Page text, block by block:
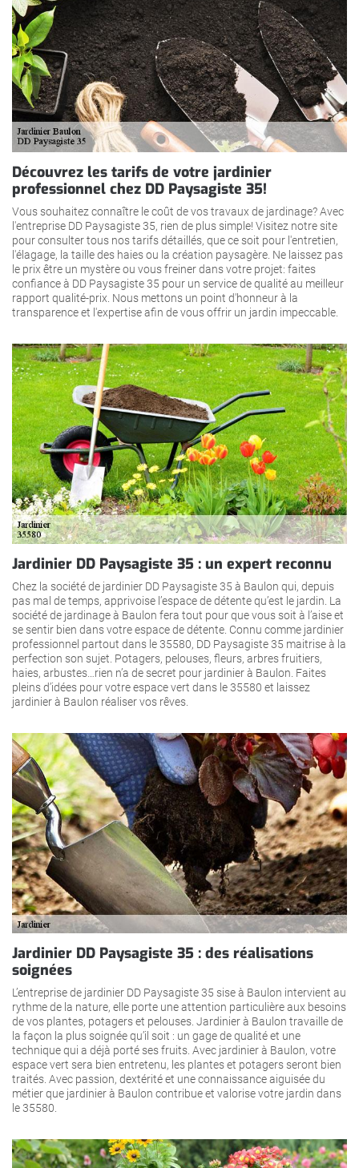
Découvrez les tarifs de votre jardinier
professionnel chez DD Paysagiste 35!
Vous souhaitez connaître le coût de vos travaux de jardinage? Avec
l'entreprise DD Paysagiste 35, rien de plus simple! Visitez notre site
pour consulter tous nos tarifs détaillés, que ce soit pour l'entretien,
l'élagage, la taille des haies ou la création paysagère. Ne laissez pas
le prix être un mystère ou vous freiner dans votre projet: faites
confiance à DD Paysagiste 35 pour un service de qualité au meilleur
rapport qualité-prix. Nous mettons un point d'honneur à la
transparence et l'expertise afin de vous offrir un jardin impeccable.
Jardinier DD Paysagiste 35 : un expert reconnu
Chez la société de jardinier DD Paysagiste 35 à Baulon qui, depuis
pas mal de temps, apprivoise l’espace de détente qu’est le jardin. La
société de jardinage à Baulon fera tout pour que vous soit à l’aise et
se sentir bien dans votre espace de détente. Connu comme jardinier
professionnel partout dans le 35580, DD Paysagiste 35 maitrise à la
perfection son sujet. Potagers, pelouses, fleurs, arbres fruitiers,
haies, arbustes…rien n’a de secret pour jardinier à Baulon. Faites
pleins d’idées pour votre espace vert dans le 35580 et laissez
jardinier à Baulon réaliser vos rêves.
Jardinier DD Paysagiste 35 : des réalisations
soignées
L’entreprise de jardinier DD Paysagiste 35 sise à Baulon intervient au
rythme de la nature, elle porte une attention particulière aux besoins
de vos plantes, potagers et pelouses. Jardinier à Baulon travaille de
la façon la plus soignée qu’il soit : un gage de qualité et une
technique qui a déjà porté ses fruits. Avec jardinier à Baulon, votre
espace vert sera bien entretenu, les plantes et potagers seront bien
traités. Avec passion, dextérité et une connaissance aiguisée du
métier que jardinier à Baulon contribue et valorise votre jardin dans
le 35580.